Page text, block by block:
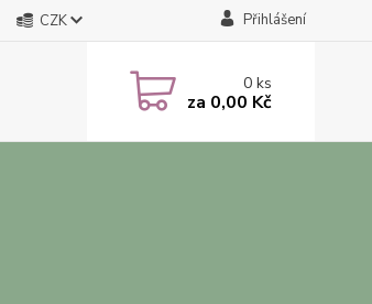
CZK Přihlášení
0ks
za 0,00 Kč